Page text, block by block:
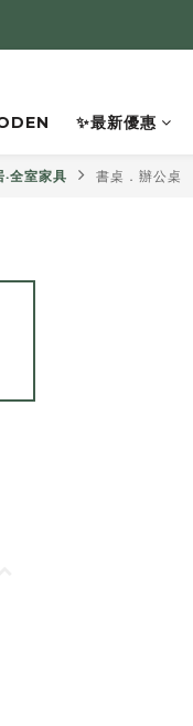
✨最新優惠
全室家具 書桌．辦公桌